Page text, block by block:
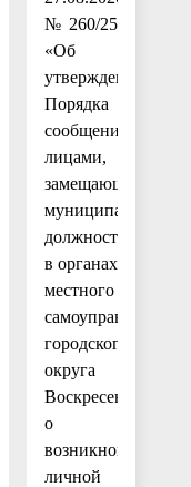
№ 260/25
«Об
утверждении
Порядка
сообщения
лицами,
замещающими
муниципальные
должности
в органах
местного
самоуправления
городского
округа
Воскресенск,
о
возникновении
личной